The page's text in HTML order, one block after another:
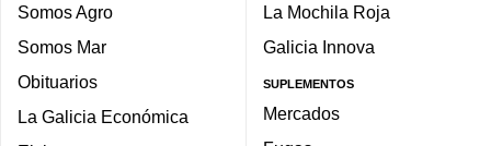
Somos Agro
Somos Mar
Obituarios
La Galicia Económica
La Mochila Roja
Galicia Innova
SUPLEMENTOS
Mercados